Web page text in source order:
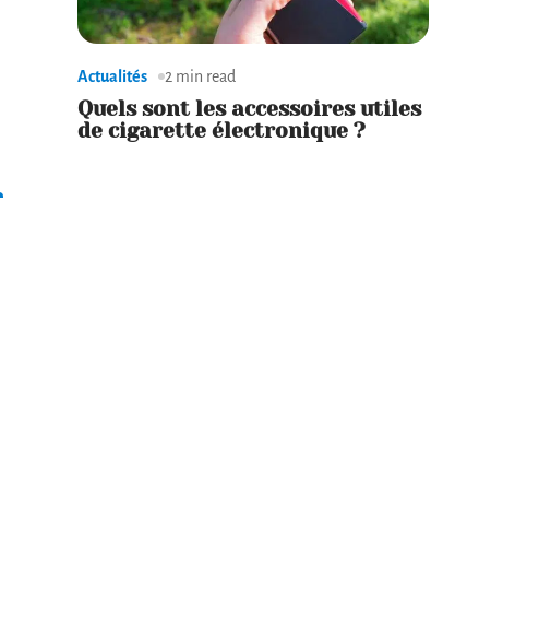
Actualités 2 min read
Quels sont les accessoires utiles
de cigarette électronique ?